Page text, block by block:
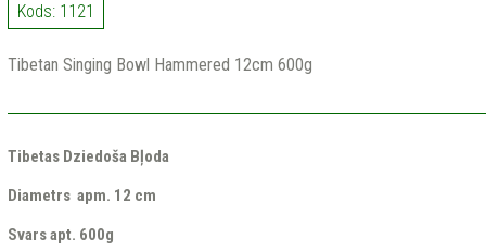
Kods: 1121
Tibetan Singing Bowl Hammered 12cm 600g
Tibetas Dziedoša Bļoda
Diametrs apm. 12 cm
Svars apt. 600g